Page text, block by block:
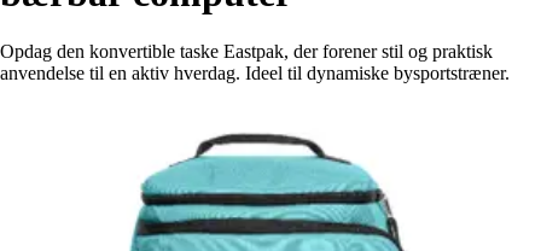
Opdag den konvertible taske Eastpak, der forener stil og praktisk
anvendelse til en aktiv hverdag. Ideel til dynamiske bysportstræner.